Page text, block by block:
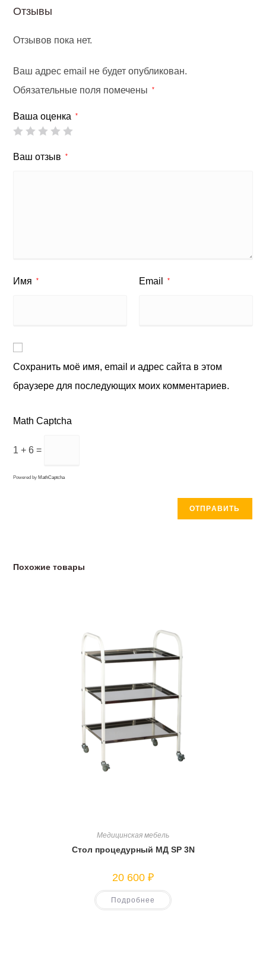
Отзывы
Отзывов пока нет.
Ваш адрес email не будет опубликован.
Обязательные поля помечены
*
Ваша оценка *
Ваш отзыв *
Имя * Email *
Сохранить моё имя, email и адрес сайта в этом
браузере для последующих моих комментариев.
Math Captcha
1 + 6 =
Powered by MathCaptcha
Похожие товары
Медицинская мебель
Стол процедурный МД SP 3N
20 600 ₽
Подробнее